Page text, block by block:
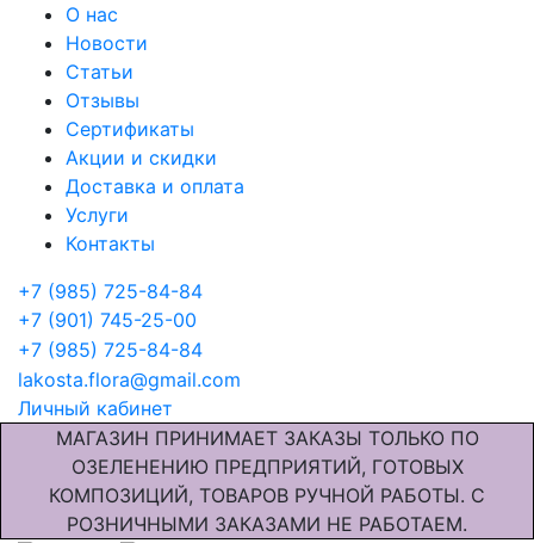
О нас
Новости
Статьи
Отзывы
Сертификаты
Акции и скидки
Доставка и оплата
Услуги
Контакты
+7 (985) 725-84-84
+7 (901) 745-25-00
+7 (985) 725-84-84
lakosta.flora@gmail.com
Личный кабинет
МАГАЗИН ПРИНИМАЕТ ЗАКАЗЫ ТОЛЬКО ПО
ОЗЕЛЕНЕНИЮ ПРЕДПРИЯТИЙ, ГОТОВЫХ
КОМПОЗИЦИЙ, ТОВАРОВ РУЧНОЙ РАБОТЫ. С
РОЗНИЧНЫМИ ЗАКАЗАМИ НЕ РАБОТАЕМ.